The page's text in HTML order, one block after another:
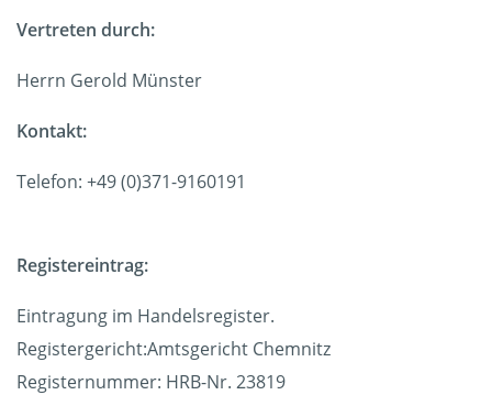
Vertreten durch:
Herrn Gerold Münster
Kontakt:
Telefon: +49 (0)371-9160191
Registereintrag:
Eintragung im Handelsregister.
Registergericht:Amtsgericht Chemnitz
Registernummer: HRB-Nr. 23819